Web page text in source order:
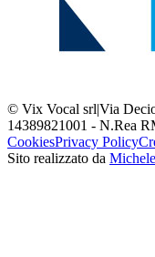
© Vix Vocal srl|Via
14389821001 - N.Rea
CookiesPrivacy Policy
Sito realizzato da